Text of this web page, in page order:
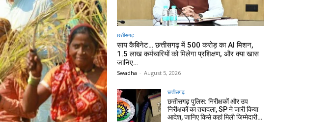
छत्तीसगढ़
साय कैबिनेट… छत्तीसगढ़ में 500 करोड़ का AI मिशन,
1.5 लाख कर्मचारियों को मिलेगा प्रशिक्षण, और क्या खास
जानिए…
Swadha - August 5, 2026
छत्तीसगढ़
छत्तीसगढ़ पुलिस: निरीक्षकों और उप
निरीक्षकों का तबादला, SP ने जारी किया
आदेश, जानिए किसे कहां मिली जिम्मेदारी…